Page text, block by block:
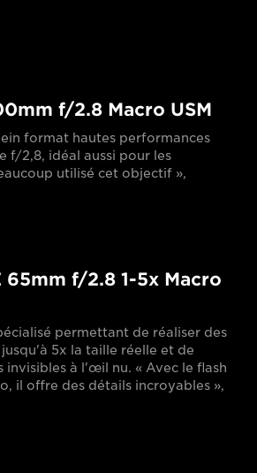
f/2.8 Macro USM
format hautes performances
f/2,8, idéal aussi pour les
utilisé cet objectif »,
65mm f/2.8 1-5x Macro
permettant de réaliser des
5x la taille réelle et de
invisibles à l'œil nu. « Avec le flash
il offre des détails incroyables »,